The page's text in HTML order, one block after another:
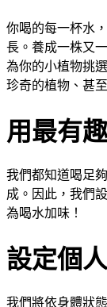
你喝的每一杯水
長。養成一株又
為你的小植物挑
珍奇的植物、甚
用最有
我們都知道喝足
成。因此，我們
為喝水加味！
設定個
我們將依身體狀